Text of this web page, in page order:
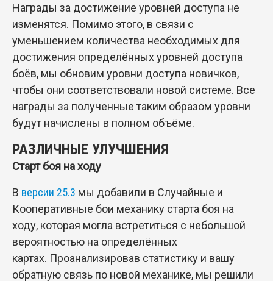
Награды за достижение уровней доступа не
изменятся. Помимо этого, в связи с
уменьшением количества необходимых для
достижения определённых уровней доступа
боёв, мы обновим уровни доступа новичков,
чтобы они соответствовали новой системе. Все
награды за полученные таким образом уровни
будут начислены в полном объёме.
РАЗЛИЧНЫЕ УЛУЧШЕНИЯ
Старт боя на ходу
В версии 25.3 мы добавили в Случайные и
Кооперативные бои механику старта боя на
ходу, которая могла встретиться с небольшой
вероятностью на определённых
картах. Проанализировав статистику и вашу
обратную связь по новой механике, мы решили